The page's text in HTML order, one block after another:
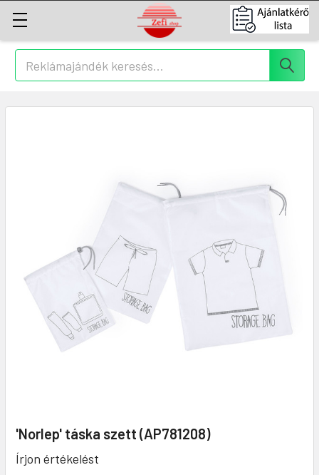
Keresés
'Norlep' táska szett (AP781208)
Írjon értékelést